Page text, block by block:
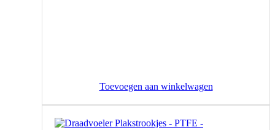
Toevoegen aan winkelwagen